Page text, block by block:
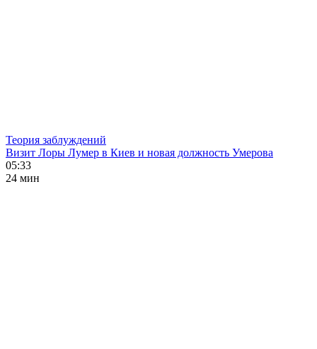
Теория заблуждений
Визит Лоры Лумер в Киев и новая должность Умерова
05:33
24 мин